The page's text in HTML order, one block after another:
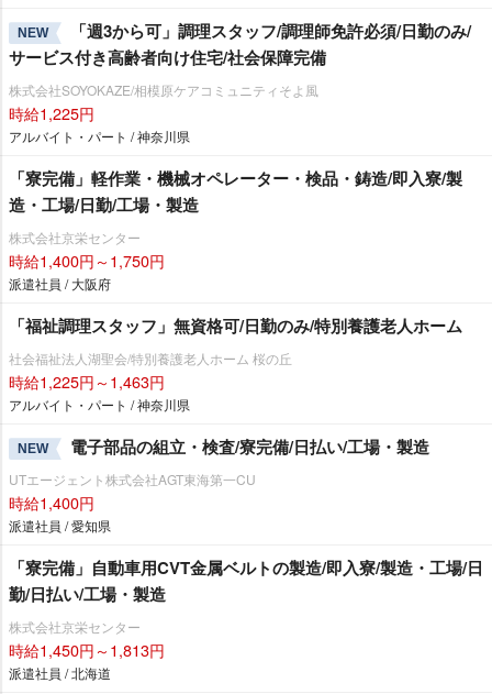
NEW
「週3から可」調理スタッフ/調理師免許必須/日勤のみ/
サービス付き高齢者向け住宅/社会保障完備
株式会社SOYOKAZE/相模原ケアコミュニティそよ風
時給1,225円
アルバイト・パート / 神奈川県
「寮完備」軽作業・機械オペレーター・検品・鋳造/即入寮/製
造・工場/日勤/工場・製造
株式会社京栄センター
時給1,400円～1,750円
派遣社員 / 大阪府
「福祉調理スタッフ」無資格可/日勤のみ/特別養護老人ホーム
社会福祉法人湖聖会/特別養護老人ホーム 桜の丘
時給1,225円～1,463円
アルバイト・パート / 神奈川県
NEW 電子部品の組立・検査/寮完備/日払い/工場・製造
UTエージェント株式会社AGT東海第一CU
時給1,400円
派遣社員 / 愛知県
「寮完備」自動車用CVT金属ベルトの製造/即入寮/製造・工場/日
勤/日払い/工場・製造
株式会社京栄センター
時給1,450円～1,813円
派遣社員 / 北海道